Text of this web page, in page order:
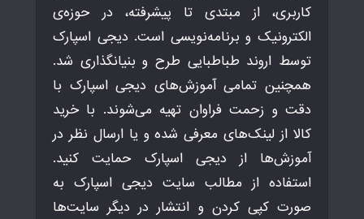
کاربری، از مبتدی تا پیشرفته، در حوزه‌ی
الکترونیک و برنامه‌نویسی است. دیجی اسپارک
توسط اروند طباطبایی طرح و بنیانگذاری شد.
همچنین تمامی آموزش‌های دیجی اسپارک با
دقت و زحمت فراوان تهیه می‌شوند. با خرید
کالا از لینک‌های معرفی شده و یا ارسال نظر در
آموزش‌ها از دیجی اسپارک حمایت کنید.
استفاده از مطالب سایت دیجی اسپارک به
صورت کپی کردن و انتشار در دیگر سایت‌ها